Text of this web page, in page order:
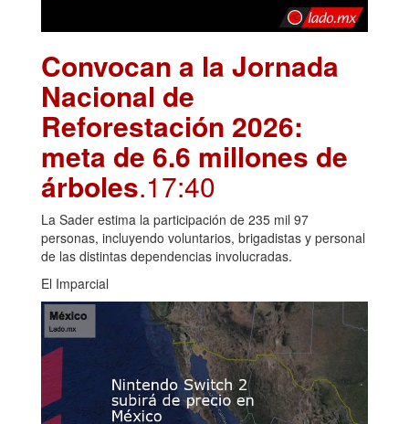
Convocan a la Jornada
Nacional de
Reforestación 2026:
meta de 6.6 millones de
árboles.17:40
La Sader estima la participación de 235 mil 97
personas, incluyendo voluntarios, brigadistas y personal
de las distintas dependencias involucradas.
El Imparcial